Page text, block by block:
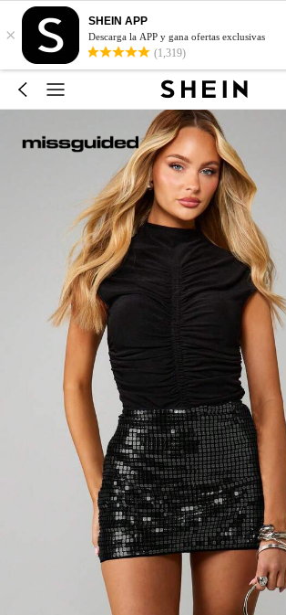
×
SHEIN APP
Descarga la APP y gana ofertas exclusivas
(1,319)